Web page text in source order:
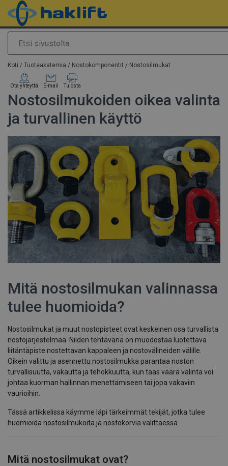
Etsi
Tuote lisätty tarjouspyyntöön
Koti / Tuoteakatemia / Nostokomponentit / Nostosilmukat
Nostosilmukoiden oikea valinta
ja turvallinen käyttö
Ota yhteyttä E-mail Tulosta
Mitä nostosilmukan valinnassa
tulee huomioida?
Nostosilmukat ja muut nostopisteet ovat keskeinen osa turvallista
nostojärjestelmää. Niiden tehtävänä on muodostaa luotettava
liitäntäpiste nostettavan kappaleen ja nostovälineiden välille.
Oikein valittu ja asennettu nostosilmukka parantaa noston
turvallisuutta, vakautta ja tehokkuutta, kun taas väärä valinta voi
johtaa kuorman hallinnan menettämiseen tai jopa vakaviin
vaurioihin.
Tässä artikkelissa käymme läpi tärkeimmät tekijät, jotka tulee
huomioida nostosilmukoita ja nostokorvia valittaessa.
Mitä nostosilmukat ovat?